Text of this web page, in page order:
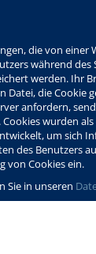
die von einer
während des
werden. Ihr
Datei, die Cookie
anfordern,
wurden
um sich
des Benutzers
von Cookies ein.
Sie in unseren
Aktuelles
Ansprechpersonen